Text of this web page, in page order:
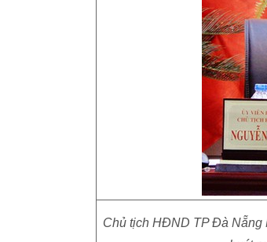
Chủ tịch HĐND TP Đà Nẵng